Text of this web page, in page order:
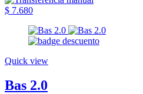
$ 7.680
Quick view
Bas 2.0